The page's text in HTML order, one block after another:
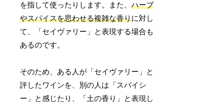
を指して使ったりします。また、ハーブ
やスパイスを思わせる複雑な香りに対し
て、「セイヴァリー」と表現する場合も
あるのです。
そのため、ある人が「セイヴァリー」と
評したワインを、別の人は「スパイシ
ー」と感じたり、「土の香り」と表現し